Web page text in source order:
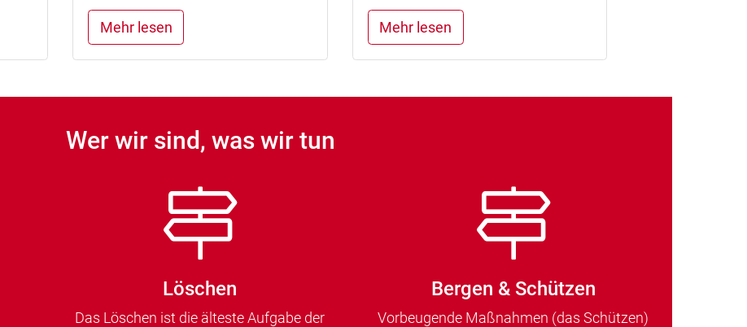
Mehr lesen Mehr lesen
Wer wir sind, was wir tun
Löschen
Das Löschen ist die älteste Aufgabe der
Bergen & Schützen
Vorbeugende Maßnahmen (das Schützen)